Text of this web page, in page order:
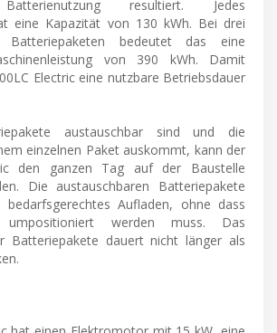
resultiert. Jedes
eine Kapazität von 130 kWh. Bei drei
Batteriepaketen bedeutet das eine
von 390 kWh. Damit
Electric eine nutzbare Betriebsdauer
austauschbar sind und die
einzelnen Paket auskommt, kann der
den ganzen Tag auf der Baustelle
Die austauschbaren Batteriepakete
bedarfsgerechtes Aufladen, ohne dass
werden muss. Das
Batteriepakete dauert nicht länger als